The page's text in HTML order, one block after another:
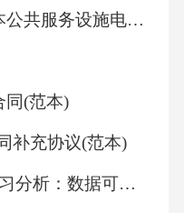
习：学生成一路或
步一呼），鼓励
根据自身能力调整
全，避免碰撞。
弃。（四）结束
GB/T 47952-2026基本公共服务设施电子地图建设指引
同(范本)
补充协议(范本)
2025年AI驱动书法学习分析：数据可视化